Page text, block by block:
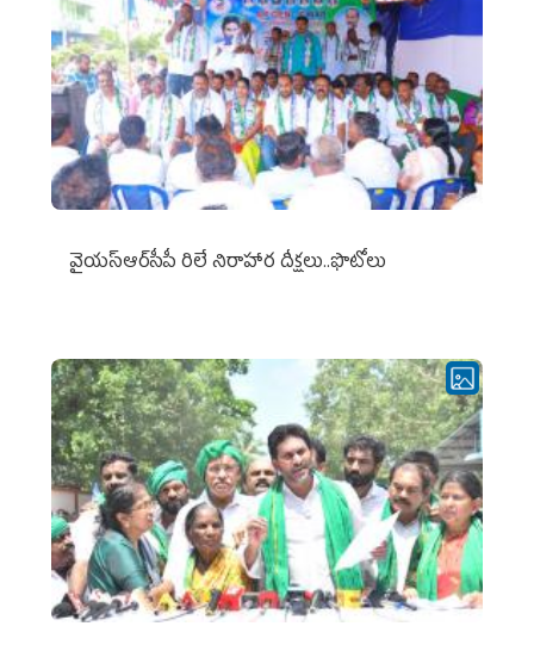
వైయ‌స్ఆర్‌సీపీ రిలే నిరాహార దీక్షలు..ఫొటోలు